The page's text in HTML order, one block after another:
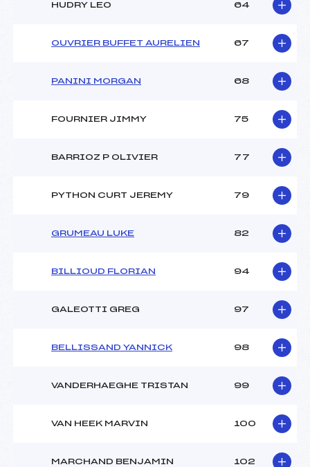
HUDRY LEO 64
OUVRIER BUFFET AURELIEN 67
PANINI MORGAN 68
FOURNIER JIMMY 75
BARRIOZ P OLIVIER 77
PYTHON CURT JEREMY 79
GRUMEAU LUKE 82
BILLIOUD FLORIAN 94
GALEOTTI GREG 97
BELLISSAND YANNICK 98
VANDERHAEGHE TRISTAN 99
VAN HEEK MARVIN 100
MARCHAND BENJAMIN 102